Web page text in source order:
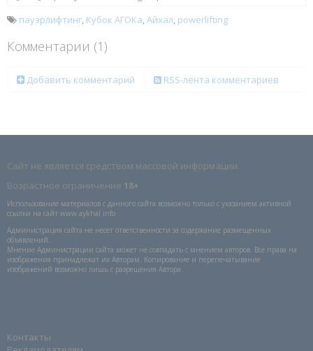
пауэрлифтинг, Кубок АГОКа,Айхал, powerlifting
Комментарии (1)
Добавить комментарий RSS-лента комментариев
Сайт не является средством массовой информации.
Возрастное ограничение 18+
Использование материалов с данного сайта возможно только с указанием активной
ссылки на сайт www.aykhal.info
Администрация сайта не несет ответственности за содержание размещенных
объявлений.
Мнение Администрации сайта может не совпадать с мнением авторов. Все права на
изображения принадлежат их Авторам. Копирование и перепечатывание
изображений возможно лишь с разрешения Автора.
Контакты